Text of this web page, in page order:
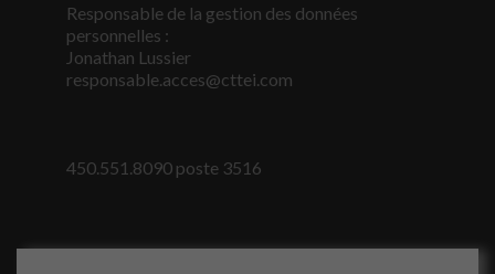
Responsable de la gestion des données
personnelles :
Jonathan Lussier
responsable.acces@cttei.com
450.551.8090 poste 3516